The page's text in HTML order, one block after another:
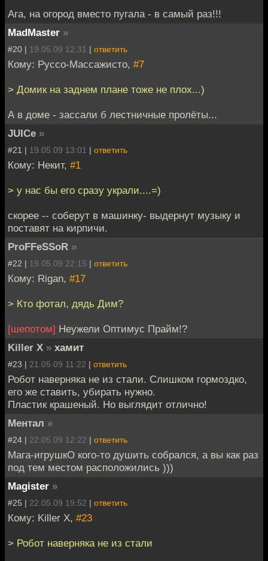
Ага, на огород вместо пугала - в самый раз!!!
MadMaster »
#20 | 19.05.09 12:31 | ответить
Кому: Руссо-Массажисто, #7
> Домик на заднем плане тоже не плох...)
А в доме - зассали б лестничные пролёты...
JUICe »
#21 | 19.05.09 13:01 | ответить
Кому: Некит, #1
> у нас бы его сразу украли....=)
скорее -- соберут в машинку- выдернут музыку и
поставят на кирпичи.
ProFFeSSoR »
#22 | 19.05.09 22:15 | ответить
Кому: Rigan, #17
> Кто фотал, дядь Дим?
[шепотом] Неужели Оптимус Прайм!?
Killer X » хамит
#23 | 21.05.09 11:22 | ответить
Робот наверняка не из стали. Слишком гормоздко,
его же ставить, убирать нужно.
Пластик крашеный. Но выглядит отлично!
Ментал »
#24 | 22.05.09 12:22 | ответить
Мага-игрушкО кого-то душить собрался, а вы как раз
под тем местом расположились )))
Magister »
#25 | 22.05.09 19:52 | ответить
Кому: Killer X, #23
> Робот наверняка не из стали